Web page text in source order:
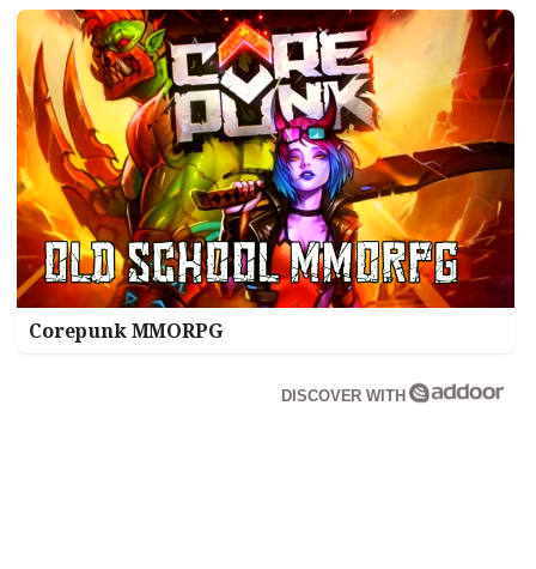
Corepunk MMORPG
DISCOVER WITH